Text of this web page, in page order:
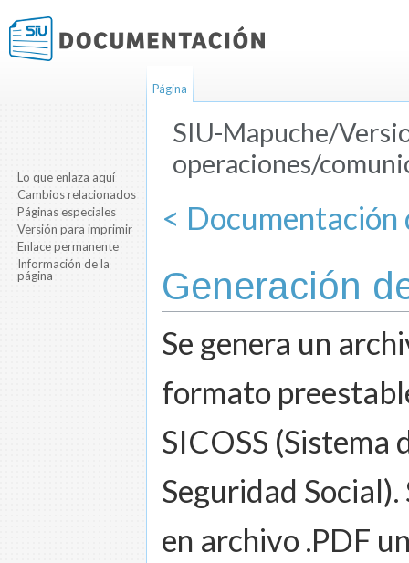
SIU-Mapuche/
operaciones/
< Documentación
Generación
Se genera un
formato
SICOSS (Sistema
Seguridad
en archivo .PDF
Página
Lo que enlaza aquí
Cambios relacionados
Páginas especiales
Versión para imprimir
Enlace permanente
Información de la
página